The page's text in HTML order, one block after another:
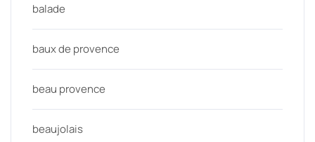
balade
baux de provence
beau provence
beaujolais